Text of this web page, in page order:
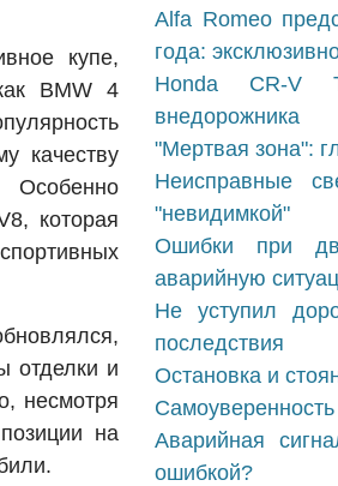
купе,
BMW 4
качеству
которая
отделки и
несмотря
на
Alfa Romeo
года:
Honda CR-V
внедорожника
"Мертвая зона":
Неисправные
"невидимкой"
Ошибки при
аварийную
Не уступил
последствия
Остановка и
Аварийная
ошибкой?